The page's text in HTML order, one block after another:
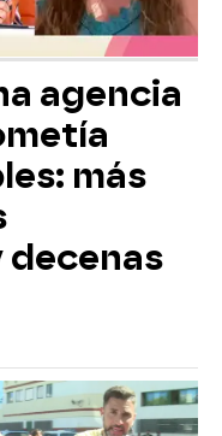
agencia
más
decenas